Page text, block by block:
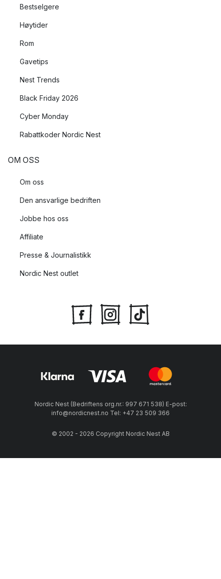
Bestselgere
Høytider
Rom
Gavetips
Nest Trends
Black Friday 2026
Cyber Monday
Rabattkoder Nordic Nest
OM OSS
Om oss
Den ansvarlige bedriften
Jobbe hos oss
Affiliate
Presse & Journalistikk
Nordic Nest outlet
Nordic Nest (Bedriftens org.nr.: 997 671 538) E-post:
info@nordicnest.no Tel: +47 23 509 366
© 2002 - 2026 Copyright Nordic Nest AB